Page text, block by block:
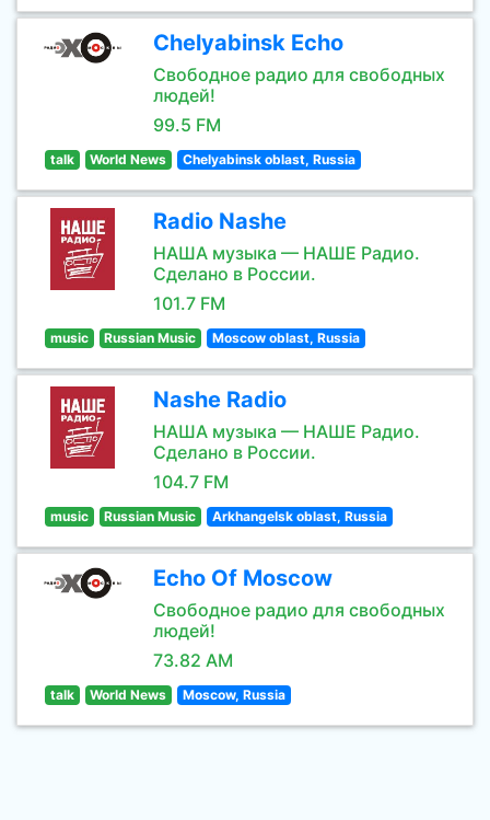
Chelyabinsk Echo
Свободное радио для свободных
людей!
99.5 FM
talk World News Chelyabinsk oblast, Russia
Radio Nashe
НАША музыка — НАШЕ Радио.
Сделано в России.
101.7 FM
music Russian Music Moscow oblast, Russia
Nashe Radio
НАША музыка — НАШЕ Радио.
Сделано в России.
104.7 FM
music Russian Music Arkhangelsk oblast, Russia
Echo Of Moscow
Свободное радио для свободных
людей!
73.82 AM
talk World News Moscow, Russia